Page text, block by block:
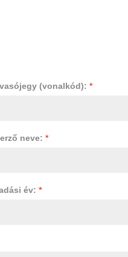
(vonalkód): *
neve: *
év: *